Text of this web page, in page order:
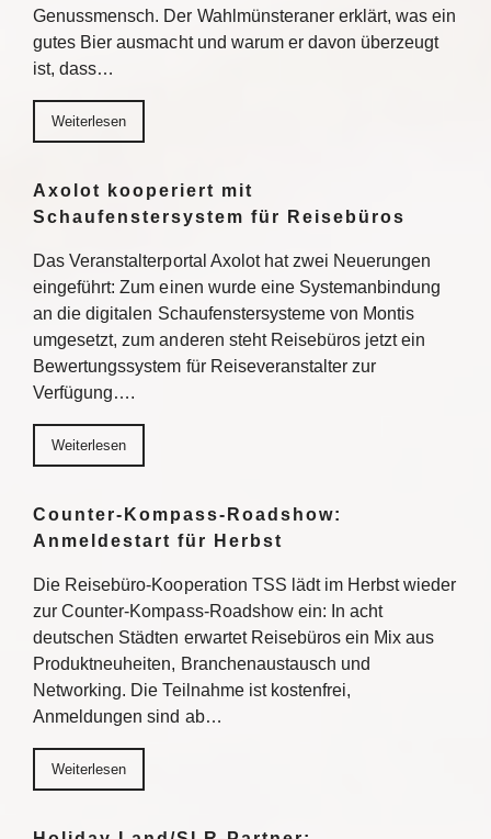
Genussmensch. Der Wahlmünsteraner erklärt, was ein
gutes Bier ausmacht und warum er davon überzeugt
ist, dass…
Weiterlesen
Axolot kooperiert mit
Schaufenstersystem für Reisebüros
Das Veranstalterportal Axolot hat zwei Neuerungen
eingeführt: Zum einen wurde eine Systemanbindung
an die digitalen Schaufenstersysteme von Montis
umgesetzt, zum anderen steht Reisebüros jetzt ein
Bewertungssystem für Reiseveranstalter zur
Verfügung….
Weiterlesen
Counter-Kompass-Roadshow:
Anmeldestart für Herbst
Die Reisebüro-Kooperation TSS lädt im Herbst wieder
zur Counter-Kompass-Roadshow ein: In acht
deutschen Städten erwartet Reisebüros ein Mix aus
Produktneuheiten, Branchenaustausch und
Networking. Die Teilnahme ist kostenfrei,
Anmeldungen sind ab…
Weiterlesen